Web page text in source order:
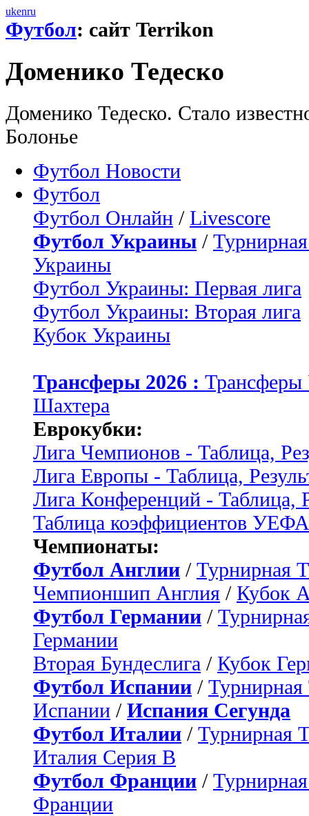
ukenru
Футбол: сайт Terrikon
Доменико Тедеско
Доменико Тедеско. Стало
Болонье
Футбол Новости
Футбол
Футбол Онлайн / Livescore
Футбол Украины /
Украины
Футбол Украины: Первая лига
Футбол Украины: Вторая лига
Кубок Украины
Трансферы 2026 :
Шахтера
Еврокубки:
Лига Чемпионов - Таблица,
Лига Европы - Таблица,
Лига Конференций - Таблица,
Таблица коэффициентов УЕФА
Чемпионаты:
Футбол Англии / Турнирная
Чемпионшип Англия / Кубок
Футбол Германии /
Германии
Вторая Бундеслига / Кубок
Футбол Испании / Турнирная
Испании / Испания Сегунда
Футбол Италии / Турнирная
Италия Серия B
Футбол Франции /
Франции